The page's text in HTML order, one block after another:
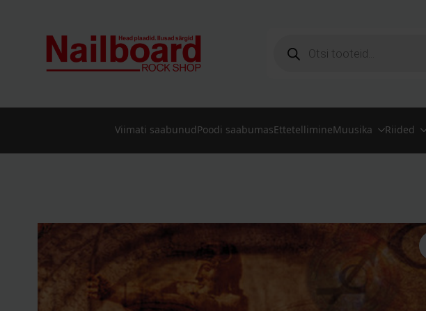
search
Viimati saabunudPoodi saabumasEttetellimineMuusika Riided